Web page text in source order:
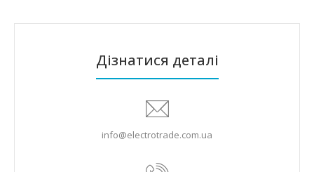
Дізнатися деталі
info@electrotrade.com.ua